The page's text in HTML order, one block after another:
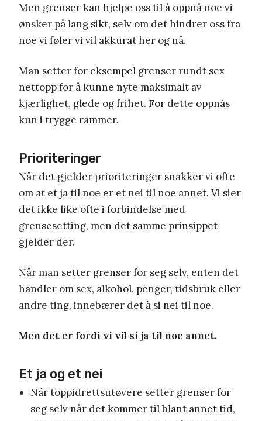
Men grenser kan hjelpe oss til å oppnå noe vi
ønsker på lang sikt, selv om det hindrer oss fra
noe vi føler vi vil akkurat her og nå.
Man setter for eksempel grenser rundt sex
nettopp for å kunne nyte maksimalt av
kjærlighet, glede og frihet. For dette oppnås
kun i trygge rammer.
Prioriteringer
Når det gjelder prioriteringer snakker vi ofte
om at et ja til noe er et nei til noe annet. Vi sier
det ikke like ofte i forbindelse med
grensesetting, men det samme prinsippet
gjelder der.
Når man setter grenser for seg selv, enten det
handler om sex, alkohol, penger, tidsbruk eller
andre ting, innebærer det å si nei til noe.
Men det er fordi vi vil si ja til noe annet.
Et ja og et nei
Når toppidrettsutøvere setter grenser for
seg selv når det kommer til blant annet tid,